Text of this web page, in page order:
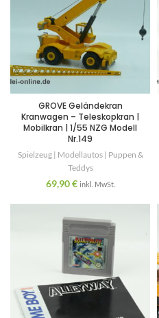
GROVE Geländekran
Kranwagen – Teleskopkran |
Mobilkran | 1/55 NZG Modell
Nr.149
Spielzeug | Modellautos | Puppen &
Teddys
69,90€ inkl. MwSt.